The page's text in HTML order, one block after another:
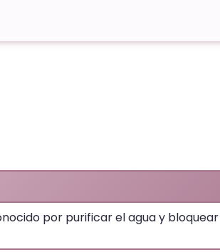
por purificar el agua y